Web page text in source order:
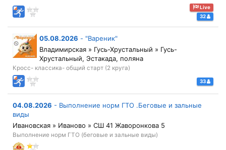
Live
32
05.08.2026 - "Вареник"
Владимирская » Гусь-Хрустальный » Гусь-
Хрустальный, Эстакада, поляна
Кросс- классика- общий старт (2 круга)
33
04.08.2026 - Выполнение норм ГТО .Беговые и зальные
виды
Ивановская » Иваново » СШ 41 Жаворонкова 5
Выполнение норм ГТО (беговые и зальные виды)